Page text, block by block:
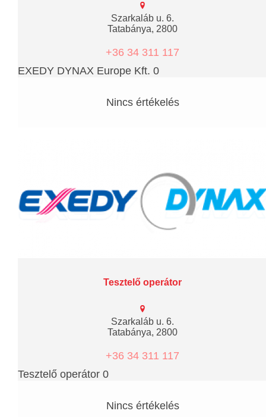
Szarkaláb u. 6.
Tatabánya, 2800
+36 34 311 117
EXEDY DYNAX Europe Kft. 0
Nincs értékelés
Tesztelő operátor
Szarkaláb u. 6.
Tatabánya, 2800
+36 34 311 117
Tesztelő operátor 0
Nincs értékelés